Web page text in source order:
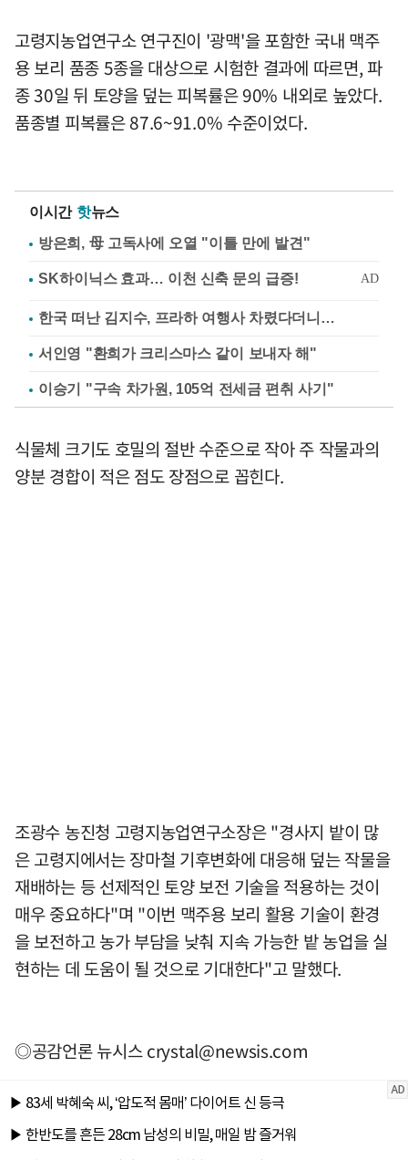
고령지농업연구소 연구진이 '광맥'을 포함한 국내 맥주
용 보리 품종 5종을 대상으로 시험한 결과에 따르면, 파
종 30일 뒤 토양을 덮는 피복률은 90% 내외로 높았다.
품종별 피복률은 87.6~91.0% 수준이었다.
이시간 핫뉴스
방은희, 母 고독사에 오열 "이틀 만에 발견"
한국 떠난 김지수, 프라하 여행사 차렸다더니…
서인영 "환희가 크리스마스 같이 보내자 해"
이승기 "구속 차가원, 105억 전세금 편취 사기"
식물체 크기도 호밀의 절반 수준으로 작아 주 작물과의
양분 경합이 적은 점도 장점으로 꼽힌다.
조광수 농진청 고령지농업연구소장은 "경사지 밭이 많
은 고령지에서는 장마철 기후변화에 대응해 덮는 작물을
재배하는 등 선제적인 토양 보전 기술을 적용하는 것이
매우 중요하다"며 "이번 맥주용 보리 활용 기술이 환경
을 보전하고 농가 부담을 낮춰 지속 가능한 밭 농업을 실
현하는 데 도움이 될 것으로 기대한다"고 말했다.
◎공감언론 뉴시스crystal@newsis.com